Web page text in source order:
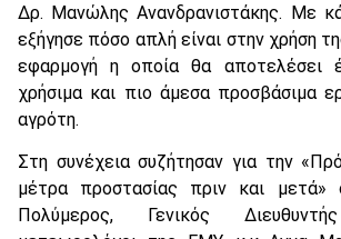
Δρ. Μανώλης Ανανδρανιστάκης. Με
εξήγησε πόσο απλή είναι στην χρήση
εφαρμογή η οποία θα αποτελέσει
χρήσιμα και πιο άμεσα προσβάσιμα
αγρότη.
Στη συνέχεια συζήτησαν για την
μέτρα προστασίας πριν και
Πολύμερος, Γενικός